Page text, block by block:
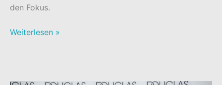
den Fokus.
DOUGLAS
Weiterlesen »